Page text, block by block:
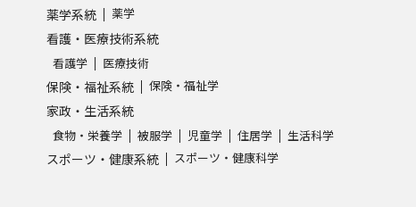
薬学系統 薬学
看護・医療技術系統
看護学 医療技術
保険・福祉系統 保険・福祉学
家政・生活系統
食物・栄養学 被服学 児童学 住居学 生活科学
スポーツ・健康系統 スポーツ・健康科学